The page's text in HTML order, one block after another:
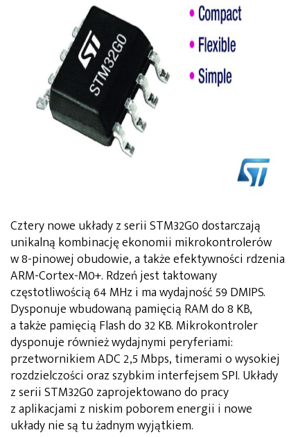
Cztery nowe układy z serii STM32G0 dostarczają
unikalną kombinację ekonomii mikrokontrolerów
w 8-pinowej obudowie, a także efektywności rdzenia
ARM-Cortex-M0+. Rdzeń jest taktowany
częstotliwością 64 MHz i ma wydajność 59 DMIPS.
Dysponuje wbudowaną pamięcią RAM do 8 KB,
a także pamięcią Flash do 32 KB. Mikrokontroler
dysponuje również wydajnymi peryferiami:
przetwornikiem ADC 2,5 Mbps, timerami o wysokiej
rozdzielczości oraz szybkim interfejsem SPI. Układy
z serii STM32G0 zaprojektowano do pracy
z aplikacjami z niskim poborem energii i nowe
układy nie są tu żadnym wyjątkiem.